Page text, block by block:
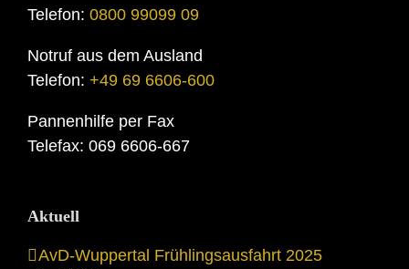
Telefon: 0800 99099 09
Notruf aus dem Ausland
Telefon: +49 69 6606-600
Pannenhilfe per Fax
Telefax: 069 6606-667
Aktuell
AvD-Wuppertal Frühlingsausfahrt 2025